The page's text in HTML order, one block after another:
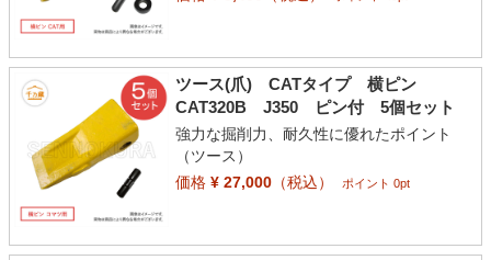
ツース(爪) CATタイプ 横ピン
CAT320B J350 ピン付 5個セット
強力な掘削力、耐久性に優れたポイント
（ツース）
価格¥ 27,000（税込） ポイント 0pt